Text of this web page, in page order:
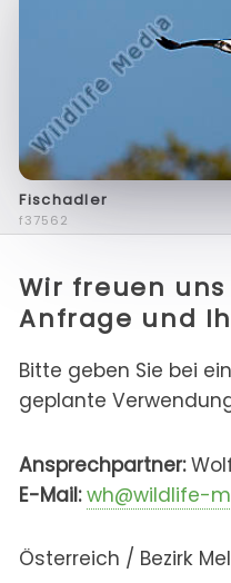
Fischadler
f37562
Wir freuen
Anfrage und
Bitte geben Sie bei
geplante
Ansprechpartner:
E-Mail: wh@wildlife-
Österreich / Bezirk